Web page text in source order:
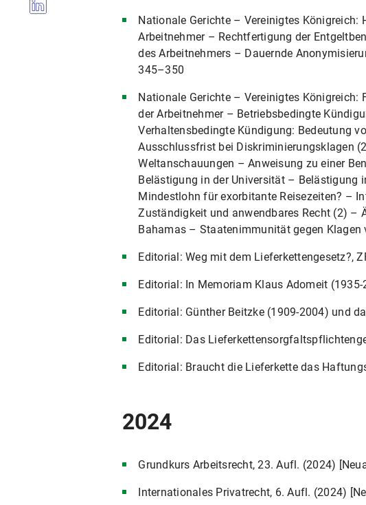
Nationale Gerichte – Vereinigtes
Arbeitnehmer – Rechtfertigung der
des Arbeitnehmers – Dauernde
345–350
Nationale Gerichte – Vereinigtes
der Arbeitnehmer – Betriebsbedingte
Verhaltensbedingte Kündigung: Bedeutung
Ausschlussfrist bei Diskriminierungsklagen
Weltanschauungen – Anweisung zu einer
Belästigung in der Universität – Belästigung
Mindestlohn für exorbitante Reisezeiten? –
Zuständigkeit und anwendbares Recht (2) –
Bahamas – Staatenimmunität gegen
Editorial: Weg mit dem Lieferkettengesetz?,
Editorial: In Memoriam Klaus Adomeit
Editorial: Günther Beitzke (1909-2004) und
Editorial: Das
Editorial: Braucht die Lieferkette das
2024
Grundkurs Arbeitsrecht, 23. Aufl. (2024)
Internationales Privatrecht, 6. Aufl. (2024)